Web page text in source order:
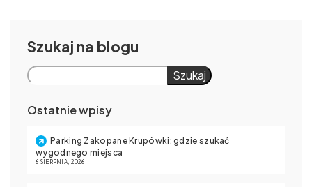
Szukaj
Szukaj
Ostatnie wpisy
Parking Zakopane Krupówki: gdzie szukać
wygodnego miejsca
6 SIERPNIA, 2026